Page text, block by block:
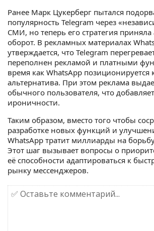
Ранее Марк Цукерберг пытался
популярность Telegram через
СМИ, но теперь его стратегия
оборот. В рекламных материалах
утверждается, что Telegram
переполнен рекламой и платными
время как WhatsApp позиционируется
альтернатива. При этом реклама
обычного пользователя, что
ироничности.
Таким образом, вместо того чтобы
разработке новых функций и
WhatsApp тратит миллиарды на
Этот шаг вызывает вопросы о
её способности адаптироваться к
рынку мессенджеров.